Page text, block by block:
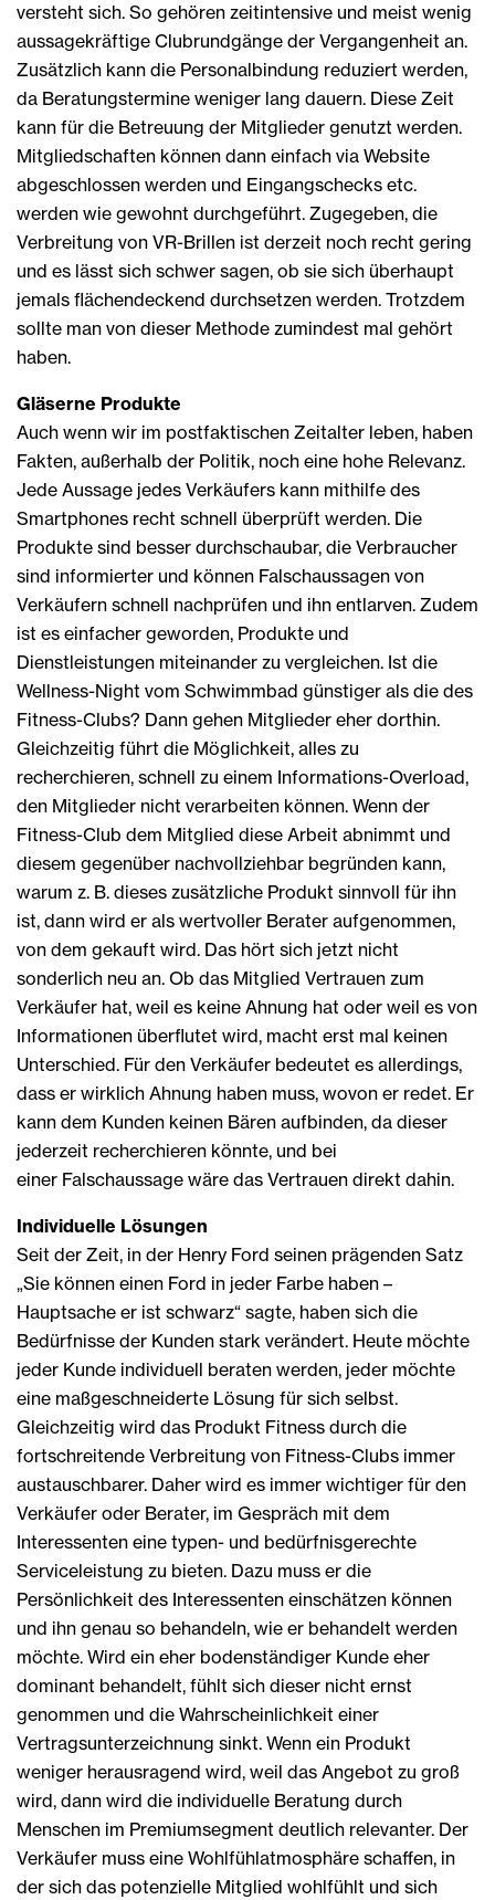
versteht sich. So gehören zeitintensive und meist wenig
aussagekräftige Clubrundgänge der Vergangenheit an.
Zusätzlich kann die Personalbindung reduziert werden,
da Beratungstermine weniger lang dauern. Diese Zeit
kann für die Betreuung der Mitglieder genutzt werden.
Mitgliedschaften können dann einfach via Website
abgeschlossen werden und Eingangschecks etc.
werden wie gewohnt durchgeführt. Zugegeben, die
Verbreitung von VR-Brillen ist derzeit noch recht gering
und es lässt sich schwer sagen, ob sie sich überhaupt
jemals flächendeckend durchsetzen werden. Trotzdem
sollte man von dieser Methode zumindest mal gehört
haben.
Gläserne Produkte
Auch wenn wir im postfaktischen Zeitalter leben, haben
Fakten, außerhalb der Politik, noch eine hohe Relevanz.
Jede Aussage jedes Verkäufers kann mithilfe des
Smartphones recht schnell überprüft werden. Die
Produkte sind besser durchschaubar, die Verbraucher
sind informierter und können Falschaussagen von
Verkäufern schnell nachprüfen und ihn entlarven. Zudem
ist es einfacher geworden, Produkte und
Dienstleistungen miteinander zu vergleichen. Ist die
Wellness-Night vom Schwimmbad günstiger als die des
Fitness-Clubs? Dann gehen Mitglieder eher dorthin.
Gleichzeitig führt die Möglichkeit, alles zu
recherchieren, schnell zu einem Informations-Overload,
den Mitglieder nicht verarbeiten können. Wenn der
Fitness-Club dem Mitglied diese Arbeit abnimmt und
diesem gegenüber nachvollziehbar begründen kann,
warum z. B. dieses zusätzliche Produkt sinnvoll für ihn
ist, dann wird er als wertvoller Berater aufgenommen,
von dem gekauft wird. Das hört sich jetzt nicht
sonderlich neu an. Ob das Mitglied Vertrauen zum
Verkäufer hat, weil es keine Ahnung hat oder weil es von
Informationen überflutet wird, macht erst mal keinen
Unterschied. Für den Verkäufer bedeutet es allerdings,
dass er wirklich Ahnung haben muss, wovon er redet. Er
kann dem Kunden keinen Bären aufbinden, da dieser
jederzeit recherchieren könnte, und bei
einer Falschaussage wäre das Vertrauen direkt dahin.
Individuelle Lösungen
Seit der Zeit, in der Henry Ford seinen prägenden Satz
„Sie können einen Ford in jeder Farbe haben –
Hauptsache er ist schwarz“ sagte, haben sich die
Bedürfnisse der Kunden stark verändert. Heute möchte
jeder Kunde individuell beraten werden, jeder möchte
eine maßgeschneiderte Lösung für sich selbst.
Gleichzeitig wird das Produkt Fitness durch die
fortschreitende Verbreitung von Fitness-Clubs immer
austauschbarer. Daher wird es immer wichtiger für den
Verkäufer oder Berater, im Gespräch mit dem
Interessenten eine typen- und bedürfnisgerechte
Serviceleistung zu bieten. Dazu muss er die
Persönlichkeit des Interessenten einschätzen können
und ihn genau so behandeln, wie er behandelt werden
möchte. Wird ein eher bodenständiger Kunde eher
dominant behandelt, fühlt sich dieser nicht ernst
genommen und die Wahrscheinlichkeit einer
Vertragsunterzeichnung sinkt. Wenn ein Produkt
weniger herausragend wird, weil das Angebot zu groß
wird, dann wird die individuelle Beratung durch
Menschen im Premiumsegment deutlich relevanter. Der
Verkäufer muss eine Wohlfühlatmosphäre schaffen, in
der sich das potenzielle Mitglied wohlfühlt und sich